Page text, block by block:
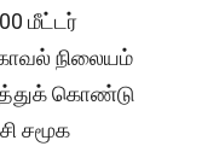
மீட்டர்
நிலையம்
கொண்டு
சமூக